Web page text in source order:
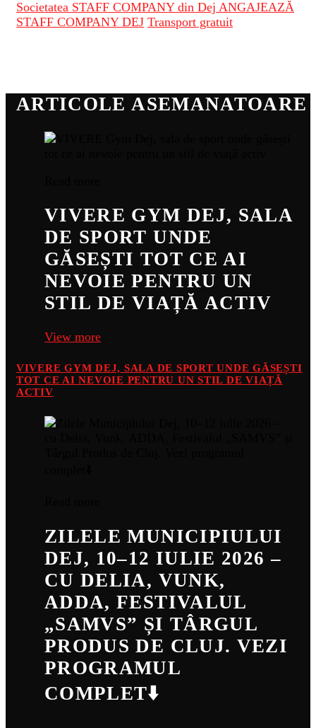
Societatea STAFF COMPANY din Dej ANGAJEAZĂ
STAFF COMPANY DEJ Transport gratuit
ARTICOLE ASEMANATOARE
VIVERE GYM DEJ, SALA
DE SPORT UNDE
GĂSEȘTI TOT CE AI
NEVOIE PENTRU UN
STIL DE VIAȚĂ ACTIV
View more
VIVERE GYM DEJ, SALA DE SPORT UNDE GĂSEȘTI
TOT CE AI NEVOIE PENTRU UN STIL DE VIAȚĂ
ACTIV
ZILELE MUNICIPIULUI
DEJ, 10–12 IULIE 2026 –
CU DELIA, VUNK,
ADDA, FESTIVALUL
„SAMVS” ȘI TÂRGUL
PRODUS DE CLUJ. VEZI
PROGRAMUL
COMPLET⬇️